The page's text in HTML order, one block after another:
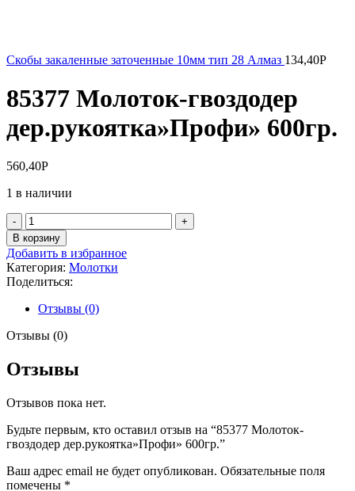
Скобы закаленные заточенные 10мм тип 28 Алмаз 134,40Р
85377 Молоток-гвоздодер
дер.рукоятка»Профи» 600гр.
560,40Р
1 в наличии
Количество
товара
85377
Молоток-
гвоздодер
дер.рукоятка"Профи"
600гр.
В корзину
Добавить в избранное
Категория: Молотки
Поделиться:
Отзывы (0)
Отзывы (0)
Отзывы
Отзывов пока нет.
Будьте первым, кто оставил отзыв на “85377 Молоток-
гвоздодер дер.рукоятка»Профи» 600гр.”
Ваш адрес email не будет опубликован. Обязательные поля
помечены *